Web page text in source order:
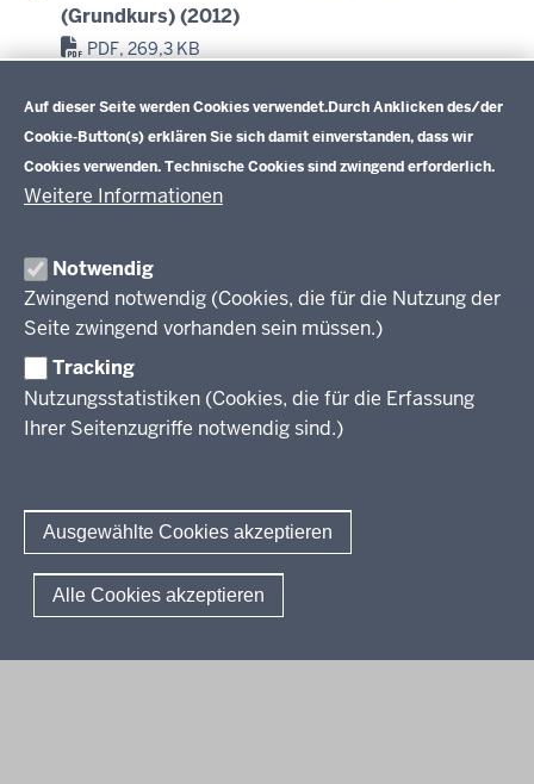
Auf dieser Seite werden Cookies verwendet.Durch Anklicken des/der
Cookie-Button(s) erklären Sie sich damit einverstanden, dass wir
Cookies verwenden. Technische Cookies sind zwingend erforderlich.
Weitere Informationen
Notwendig
Zwingend notwendig (Cookies, die für die Nutzung der
Seite zwingend vorhanden sein müssen.)
Tracking
Nutzungsstatistiken (Cookies, die für die Erfassung
Ihrer Seitenzugriffe notwendig sind.)
Ausgewählte Cookies akzeptieren
Alle Cookies akzeptieren
(Grundkurs) (2012)
PDF, 269,3 KB
PDF, 293,7 KB
Im Überblick
Berufsbildung NRW
Das Berufskolleg in NRW
Abschlüsse und Anschlüsse
Modellprojekte
Informationsschriften
Weiterführende Links
Abkürzungen
Bildungsgänge / Bildungspläne
Bildungspläne Ausbildungsvorbereitung (Anlage A)
Fachklassen duales System (Anlage A)
Bildungspläne Berufsfachschule (Anlage B)
Bildungspläne Berufsfachschule und Fachoberschule (Anlage C)
Bildungsgang-übergreifende Themen
Unterricht
Gesellschaft
Digitalisierung
© 2026 Berufsbildung
Fußzeile
Impressum Datenschutzerklärung